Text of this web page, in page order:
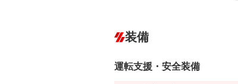
装備
運転支援・安全装備